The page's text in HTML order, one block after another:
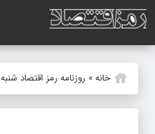
خانه» روزنامه رمز اقتصاد شنبه ۲۰ اردیبهشت ۱۴۰۴